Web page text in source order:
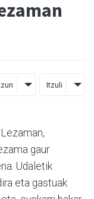
Itzuli
gaur
Udaletik
eta gastuak